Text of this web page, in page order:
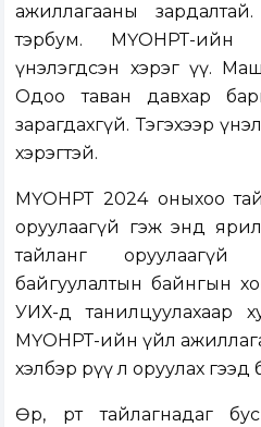
ажиллагааны
тэрбум. МҮОНРТ-ийн
үнэлэгдсэн хэрэг үү.
Одоо таван давхар
зарагдахгүй. Тэгэхээр
хэрэгтэй.
МҮОНРТ 2024 оныхоо
оруулаагүй гэж энд
тайланг
байгуулалтын байнгын
УИХ-д танилцуулахаар
МҮОНРТ-ийн үйл
хэлбэр рүү л оруулах гээд
Өөрөө, өөртөө